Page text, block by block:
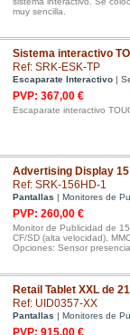
muy sencilla.
Sistema interactivo
Ref: SRK-ESK-TP
Escaparate Interactivo |
PVP: 367,00 €
Escaparate interactivo
Advertising Display
Ref: SRK-156HD-1
Pantallas | Monitores de
PVP: 260,00 €
Monitor de Publicidad de
CF/SD (alta velocidad),
Opciones: Sensor
Retail Tablet XXL de
Ref: UID0357-XX
Pantallas | Monitores de
PVP: 915,00 €